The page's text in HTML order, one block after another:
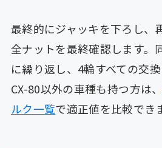
最終的にジャッキを下ろし、
全ナットを最終確認します。
に繰り返し、4輪すべての交換
CX-80以外の車種も持つ方は、
ルク一覧で適正値を比較でき